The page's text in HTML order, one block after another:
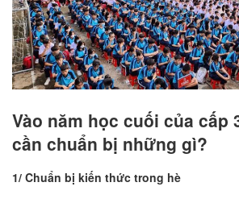
Vào năm học cuối của cấp
cần chuẩn bị những gì?
1/ Chuẩn bị kiến thức trong hè